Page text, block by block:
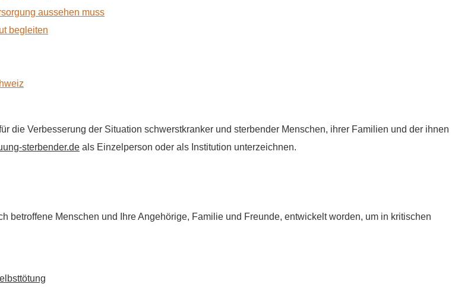
aussehen muss
begleiten
die Verbesserung der Situation schwerstkranker und sterbender Menschen, ihrer Familien und der ihnen
sterbender.de als Einzelperson oder als Institution unterzeichnen.
Menschen und Ihre Angehörige, Familie und Freunde, entwickelt worden, um in kritischen